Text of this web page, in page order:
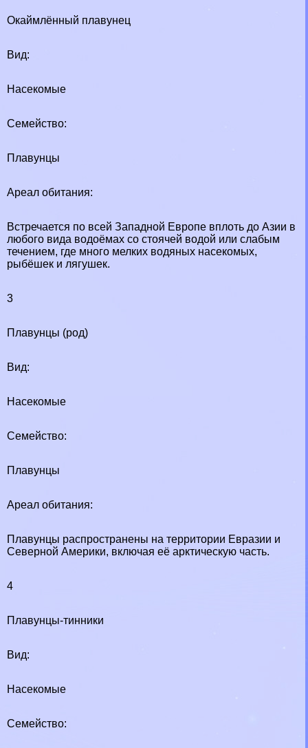
Окаймлённый плавунец
Вид:
Насекомые
Семейство:
Плавунцы
Ареал обитания:
Встречается по всей Западной Европе вплоть до Азии в
любого вида водоёмах со стоячей водой или слабым
течением, где много мелких водяных насекомых,
рыбёшек и лягушек.
3
Плавунцы (род)
Вид:
Насекомые
Семейство:
Плавунцы
Ареал обитания:
Плавунцы распространены на территории Евразии и
Северной Америки, включая её арктическую часть.
4
Плавунцы-тинники
Вид:
Насекомые
Семейство: